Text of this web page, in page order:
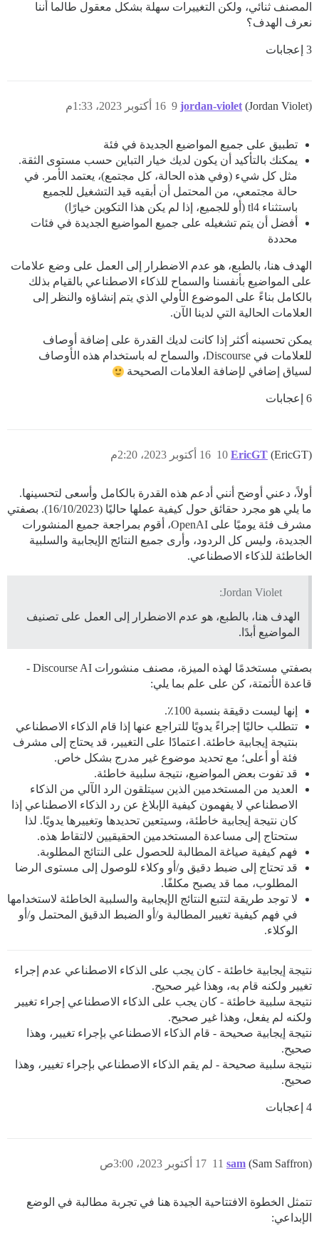
المصنف ثنائي، ولكن التغييرات سهلة بشكل معقول طالما أننا
نعرف الهدف؟
3 إعجابات
jordan-violet (Jordan Violet) 16 أكتوبر 2023، 1:33م 9
تطبيق على جميع المواضيع الجديدة في فئة
يمكنك بالتأكيد أن يكون لديك خيار التباين حسب مستوى الثقة.
مثل كل شيء (وفي هذه الحالة، كل مجتمع)، يعتمد الأمر. في
حالة مجتمعي، من المحتمل أن أبقيه قيد التشغيل للجميع
باستثناء tl4 (أو للجميع، إذا لم يكن هذا التكوين خيارًا)
أفضل أن يتم تشغيله على جميع المواضيع الجديدة في فئات
محددة
الهدف هنا، بالطبع، هو عدم الاضطرار إلى العمل على وضع علامات
على المواضيع بأنفسنا والسماح للذكاء الاصطناعي بالقيام بذلك
بالكامل بناءً على الموضوع الأولي الذي يتم إنشاؤه والنظر إلى
العلامات الحالية التي لدينا الآن.
يمكن تحسينه أكثر إذا كانت لديك القدرة على إضافة أوصاف
للعلامات في Discourse، والسماح له باستخدام هذه الأوصاف
لسياق إضافي لإضافة العلامات الصحيحة
6 إعجابات
EricGT (EricGT) 16 أكتوبر 2023، 2:20م 10
أولاً، دعني أوضح أنني أدعم هذه القدرة بالكامل وأسعى لتحسينها.
ما يلي هو مجرد حقائق حول كيفية عملها حاليًا (16/10/2023). بصفتي
مشرف فئة يوميًا على OpenAI، أقوم بمراجعة جميع المنشورات
الجديدة، وليس كل الردود، وأرى جميع النتائج الإيجابية والسلبية
الخاطئة للذكاء الاصطناعي.
Jordan Violet:
الهدف هنا، بالطبع، هو عدم الاضطرار إلى العمل على تصنيف
المواضيع أبدًا.
بصفتي مستخدمًا لهذه الميزة، مصنف منشورات Discourse AI -
قاعدة الأتمتة، كن على علم بما يلي:
إنها ليست دقيقة بنسبة 100٪.
تتطلب حاليًا إجراءً يدويًا للتراجع عنها إذا قام الذكاء الاصطناعي
بنتيجة إيجابية خاطئة. اعتمادًا على التغيير، قد يحتاج إلى مشرف
فئة أو أعلى؛ مع تحديد موضوع غير مدرج بشكل خاص.
قد تفوت بعض المواضيع، نتيجة سلبية خاطئة.
العديد من المستخدمين الذين سيتلقون الرد الآلي من الذكاء
الاصطناعي لا يفهمون كيفية الإبلاغ عن رد الذكاء الاصطناعي إذا
كان نتيجة إيجابية خاطئة، وسيتعين تحديدها وتغييرها يدويًا. لذا
ستحتاج إلى مساعدة المستخدمين الحقيقيين لالتقاط هذه.
فهم كيفية صياغة المطالبة للحصول على النتائج المطلوبة.
قد تحتاج إلى ضبط دقيق و/أو وكلاء للوصول إلى مستوى الرضا
المطلوب، مما قد يصبح مكلفًا.
لا توجد طريقة لتتبع النتائج الإيجابية والسلبية الخاطئة لاستخدامها
في فهم كيفية تغيير المطالبة و/أو الضبط الدقيق المحتمل و/أو
الوكلاء.
نتيجة إيجابية خاطئة - كان يجب على الذكاء الاصطناعي عدم إجراء
تغيير ولكنه قام به، وهذا غير صحيح.
نتيجة سلبية خاطئة - كان يجب على الذكاء الاصطناعي إجراء تغيير
ولكنه لم يفعل، وهذا غير صحيح.
نتيجة إيجابية صحيحة - قام الذكاء الاصطناعي بإجراء تغيير، وهذا
صحيح.
نتيجة سلبية صحيحة - لم يقم الذكاء الاصطناعي بإجراء تغيير، وهذا
صحيح.
4 إعجابات
sam (Sam Saffron) 17 أكتوبر 2023، 3:00ص 11
تتمثل الخطوة الافتتاحية الجيدة هنا في تجربة مطالبة في الوضع
الإبداعي: